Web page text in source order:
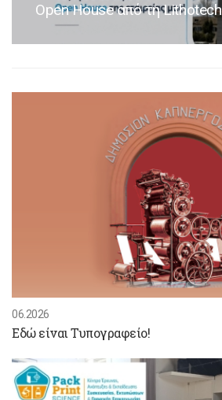
Open House από τη Lithotech
06.2026
Εδώ είναι Τυπογραφείο!